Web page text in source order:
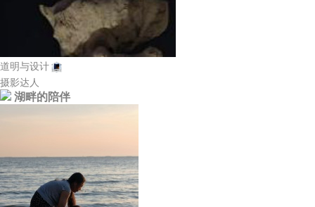
道明与设计
摄影达人
湖畔的陪伴